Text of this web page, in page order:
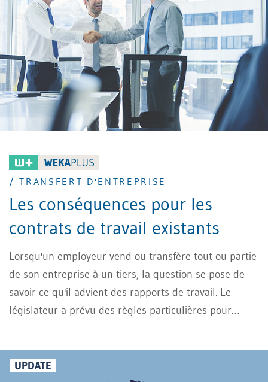
/ TRANSFERT D'ENTREPRISE
Les conséquences pour les
contrats de travail existants
Lorsqu'un employeur vend ou transfère tout ou partie
de son entreprise à un tiers, la question se pose de
savoir ce qu'il advient des rapports de travail. Le
législateur a prévu des règles particulières pour
UPDATE